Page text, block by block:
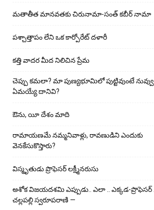
మతాతీత మానవతకు చిరునామా-సంత్ కబీర్ నామా
పశ్చాత్తాపం లేని ఒక కార్పోరేట్ దళారీ
కత్తి వాదర మీద నిలిచిన ప్రేమ
చెప్పు క‌మ‌లా? మా పుణ్యభూమిలో పుట్టివుంటే నువ్వు
ఏమయ్యే దానివి?
ఔను, యీ దేశం మాది
రామాయణమే నమ్మనివాళ్లు, రావణుడిని ఎందుకు
వెనకేసుకొస్తారు?
విస్మృతుడు ప్రొఫెసర్ లక్ష్మీనరుసు
అశోక విజ‌య‌ద‌శ‌మి ఎప్పుడు.. ఎలా .. ఎక్క‌డ‌-ప్రొఫెసర్ .
చల్లపల్లి స్వరూపరాణి —